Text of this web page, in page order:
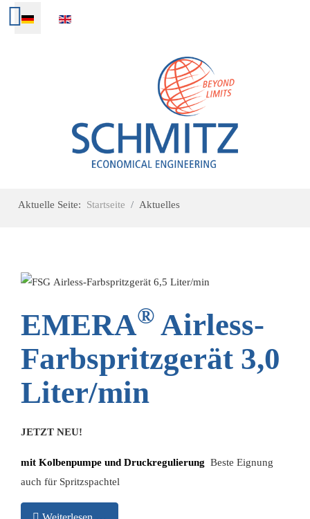
Sprache auswählen
Aktuelle Seite: Startseite Aktuelles
EMERA® Airless-
Farbspritzgerät 3,0
Liter/min
JETZT NEU!
mit Kolbenpumpe und Druckregulierung Beste Eignung
auch für Spritzspachtel